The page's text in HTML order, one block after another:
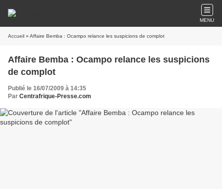
MENU
Accueil » Affaire Bemba : Ocampo relance les suspicions de complot
Affaire Bemba : Ocampo relance les suspicions
de complot
Publié le 16/07/2009 à 14:35
Par Centrafrique-Presse.com